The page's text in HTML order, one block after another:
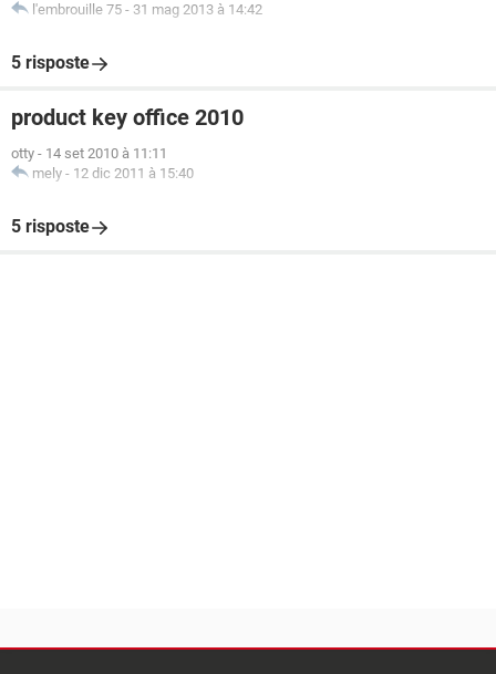
l'embrouille 75 - 31 mag 2013 à 14:42
5 risposte
product key office 2010
otty - 14 set 2010 à 11:11
mely - 12 dic 2011 à 15:40
5 risposte